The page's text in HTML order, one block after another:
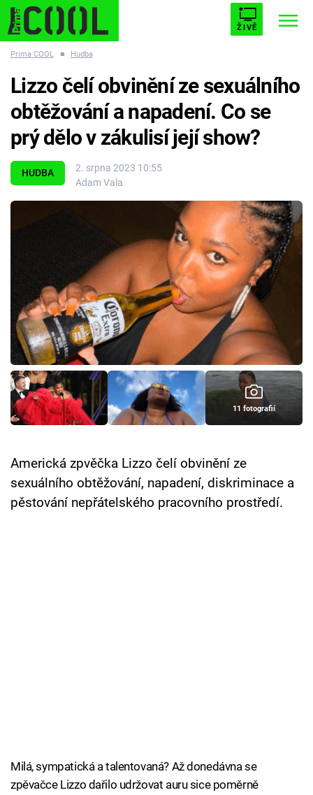
ŽIVĚ
ESCAPE PLNEJ KOTEL AVENGERS 5
Témata
Filmy
Hry
Cool Esport
Pořady
TV Program
Přihlášení
Prima COOL ■ Hudba
HUDBA
2. srpna 2023 10:55
Adam Vala
Lizzo čelí obvinění ze sexuálního
obtěžování a napadení. Co se
prý dělo v zákulisí její show?
11 fotografií
Americká zpvěčka Lizzo čelí obvinění ze
sexuálního obtěžování, napadení, diskriminace a
pěstování nepřátelského pracovního prostředí.
Milá, sympatická a talentovaná? Až donedávna se
zpěvačce Lizzo dařilo udržovat auru sice poměrně